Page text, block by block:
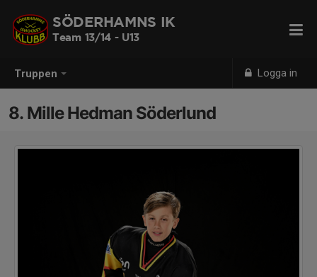
Truppen Logga in
SÖDERHAMNS IK
Team 13/14 - U13
8. Mille Hedman Söderlund